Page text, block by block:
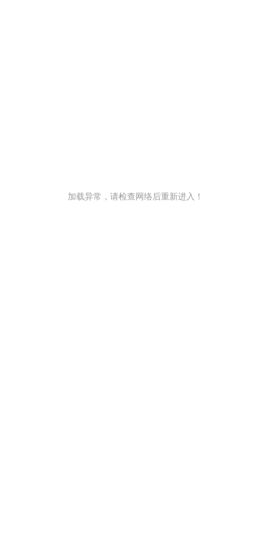
加载异常，请检查网络后重新进入！